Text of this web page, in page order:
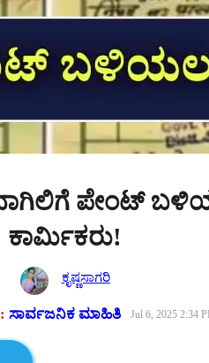
ಪೇಂಟ್
ಕಾರ್ವಿುಕರು!
ಕೃಷ್ಣಸಾಗರಿ
ಸಾರ್ವಜನಿಕ ಮಾಹಿತಿ Jul 6, 2025 2:34